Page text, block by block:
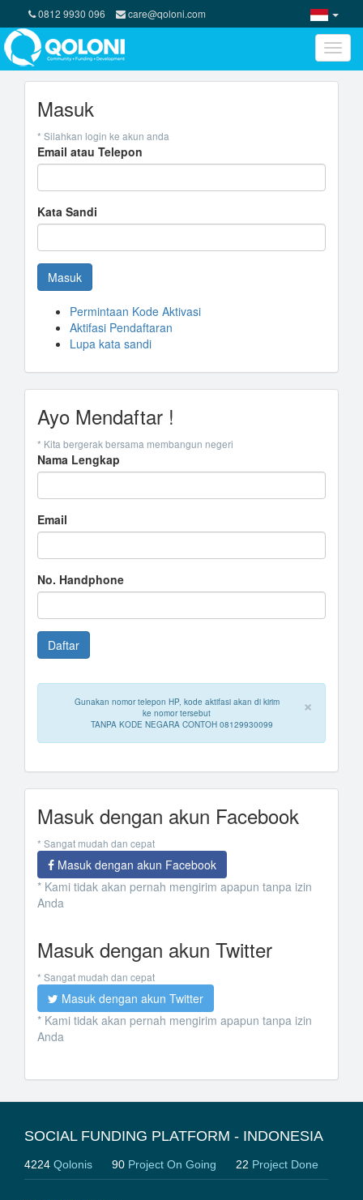
0812 9930 096 care@qoloni.com
Toggle
Masuk
* Silahkan login ke akun anda
Email atau Telepon
Kata Sandi
Masuk
Permintaan Kode Aktivasi
Aktifasi Pendaftaran
Lupa kata sandi
Ayo Mendaftar !
* Kita bergerak bersama membangun negeri
Nama Lengkap
Email
No. Handphone
×
Gunakan nomor telepon HP, kode aktifasi akan di kirim
ke nomor tersebut
TANPA KODE NEGARA CONTOH 08129930099
Masuk dengan akun Facebook
* Sangat mudah dan cepat
Masuk dengan akun Facebook
* Kami tidak akan pernah mengirim apapun tanpa izin
Anda
Masuk dengan akun Twitter
* Sangat mudah dan cepat
Masuk dengan akun Twitter
* Kami tidak akan pernah mengirim apapun tanpa izin
Anda
SOCIAL FUNDING PLATFORM - INDONESIA
4224 Qolonis 90 Project On Going 22 Project Done